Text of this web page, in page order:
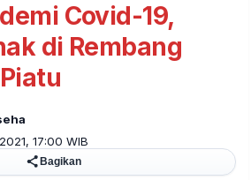
Covid-19,
di Rembang
17:00 WIB
Bagikan